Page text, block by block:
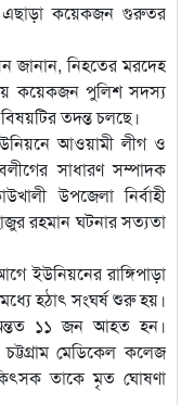
এছাড়া কয়েকজন গুরুতর
জানান, নিহতের মরদেহ
কয়েকজন পুলিশ সদস্য
তদন্ত চলছে।
আওয়ামী লীগ ও
সাধারণ সম্পাদক
উপজেলা নির্বাহী
রহমান ঘটনার সত্যতা
ইউনিয়নের রাঙ্গিপাড়া
হঠাৎ সংঘর্ষ শুরু হয়।
১১ জন আহত হন।
মেডিকেল কলেজ
তাকে মৃত ঘোষণা